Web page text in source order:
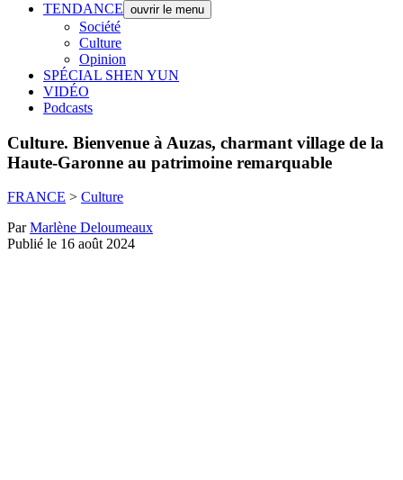
TENDANCE ouvrir le menu
Société
Culture
Opinion
SPÉCIAL SHEN YUN
VIDÉO
Podcasts
Culture. Bienvenue à Auzas, charmant village de la
Haute-Garonne au patrimoine remarquable
FRANCE > Culture
ParMarlène Deloumeaux
Publié le 16 août 2024